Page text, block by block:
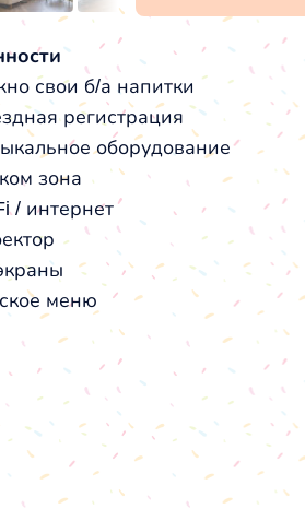
свои б/а напитки
регистрация
оборудование
зона
/ интернет
меню